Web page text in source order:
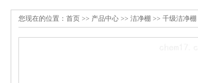
您现在的位置： 首页 >> 产品中心 >> 洁净棚 >> 千级洁净棚